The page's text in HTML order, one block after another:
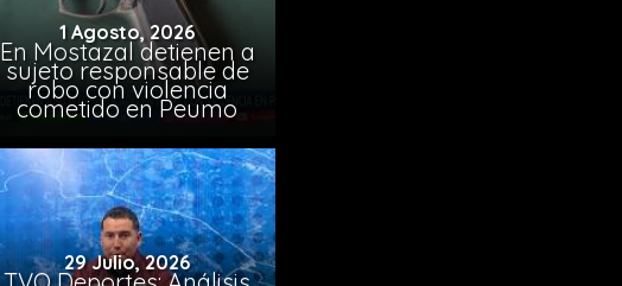
1 Agosto, 2026
En Mostazal detienen a
sujeto responsable de
robo con violencia
cometido en Peumo
29 Julio, 2026